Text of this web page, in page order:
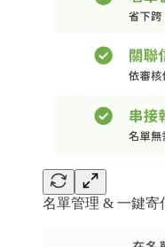
名單管理 & 一鍵寄